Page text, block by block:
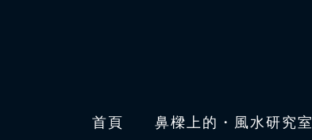
首頁 鼻樑上的・風水研究室